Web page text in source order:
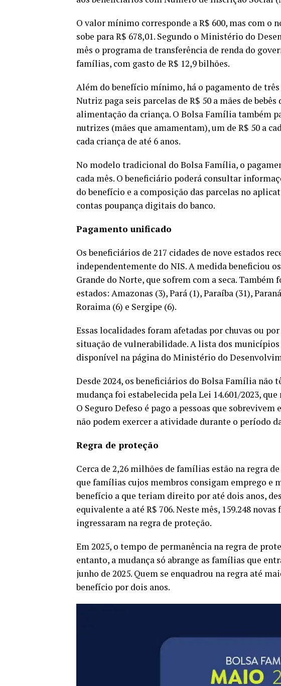
O valor mínimo corresponde a R$ 600, mas com o
sobe para R$ 678,01. Segundo o Ministério do
mês o programa de transferência de renda do
famílias, com gasto de R$ 12,9 bilhões.
Além do benefício mínimo, há o pagamento de
Nutriz paga seis parcelas de R$ 50 a mães de
alimentação da criança. O Bolsa Família também
nutrizes (mães que amamentam), um de R$ 50 a
cada criança de até 6 anos.
No modelo tradicional do Bolsa Família, o
cada mês. O beneficiário poderá consultar
do benefício e a composição das parcelas no
contas poupança digitais do banco.
Pagamento unificado
Os beneficiários de 217 cidades de nove estados
independentemente do NIS. A medida beneficiou
Grande do Norte, que sofrem com a seca.
estados: Amazonas (3), Pará (1), Paraíba (31),
Roraima (6) e Sergipe (6).
Essas localidades foram afetadas por chuvas ou
situação de vulnerabilidade. A lista dos
disponível na página do Ministério do
Desde 2024, os beneficiários do Bolsa Família não
mudança foi estabelecida pela Lei 14.601/2023,
O Seguro Defeso é pago a pessoas que
não podem exercer a atividade durante o período
Regra de proteção
Cerca de 2,26 milhões de famílias estão na regra
que famílias cujos membros consigam emprego e
benefício a que teriam direito por até dois anos,
equivalente a até R$ 706. Neste mês, 159.248
ingressaram na regra de proteção.
Em 2025, o tempo de permanência na regra de
entanto, a mudança só abrange as famílias que
junho de 2025. Quem se enquadrou na regra até
benefício por dois anos.